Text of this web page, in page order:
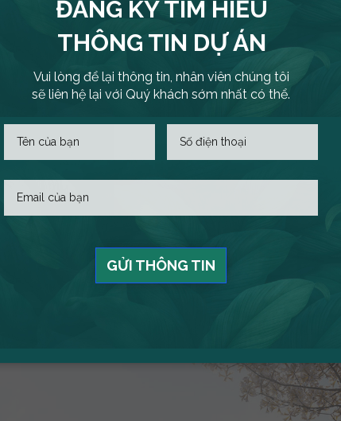
BÀI VIẾT LIÊN QUAN
K-Home Apartment – Căn hộ xanh
ĐĂNG KÝ TÌM HIỂU
THÔNG TIN DỰ ÁN
Vui lòng để lại thông tin, nhân viên chúng tôi
sẽ liên hệ lại với Quý khách sớm nhất có thể.
GỬI THÔNG TIN